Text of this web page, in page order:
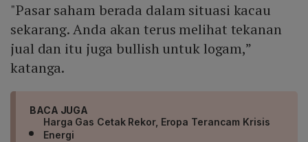
"Pasar saham berada dalam situasi kacau
sekarang. Anda akan terus melihat tekanan
jual dan itu juga bullish untuk logam,”
katanga.
BACA JUGA
Harga Gas Cetak Rekor, Eropa Terancam Krisis
Energi